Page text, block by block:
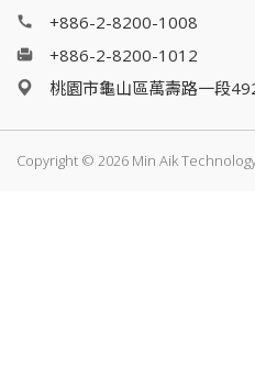
+886-2-8200-1008
+886-2-8200-1012
桃園市龜山區萬壽路一段
Copyright © 2026 Min Aik